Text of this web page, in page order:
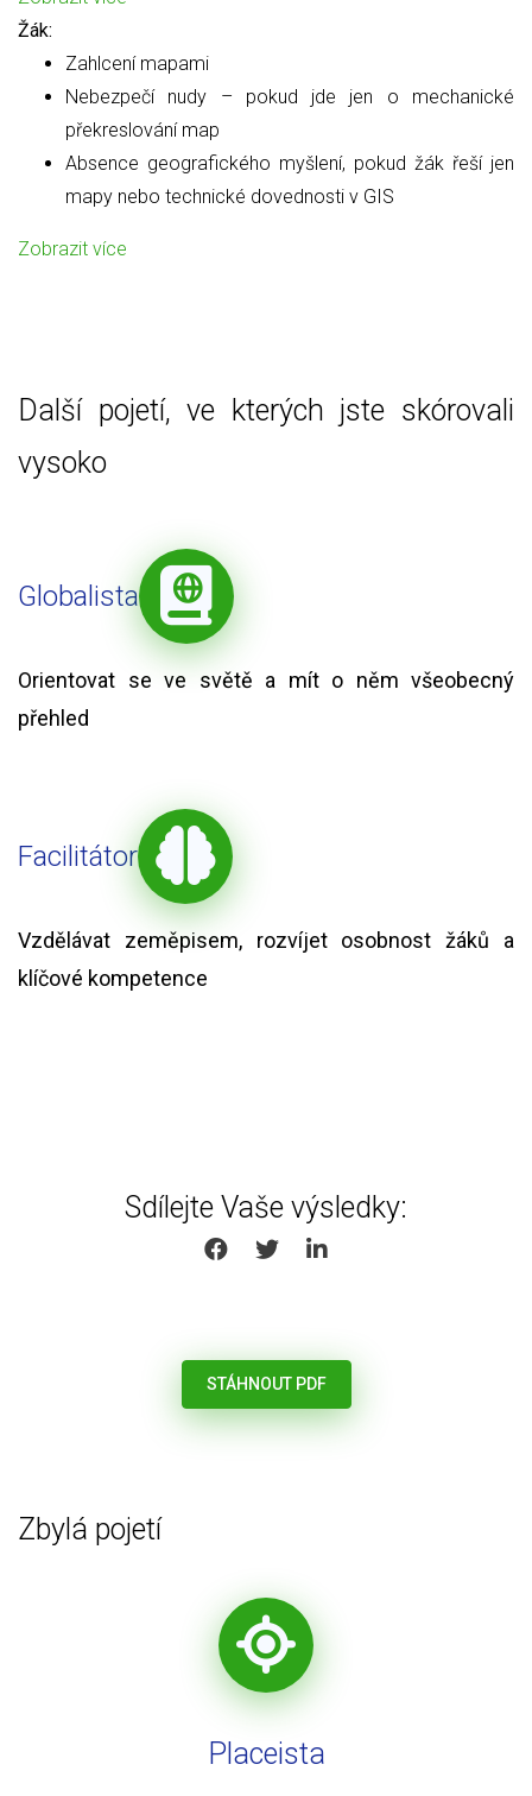
Žák:
Zahlcení mapami
Nebezpečí nudy – pokud jde jen o mechanické
překreslování map
Absence geografického myšlení, pokud žák řeší jen
mapy nebo technické dovednosti v GIS
Zobrazit více
Další pojetí, ve kterých jste skórovali
vysoko
Globalista
Orientovat se ve světě a mít o něm všeobecný
přehled
Facilitátor
Vzdělávat zeměpisem, rozvíjet osobnost žáků a
klíčové kompetence
Sdílejte Vaše výsledky:
SHARE ON FACEBOOK
SHARE ON TWITTER
SHARE ON LINKEDIN
STÁHNOUT PDF
Zbylá pojetí
Placeista